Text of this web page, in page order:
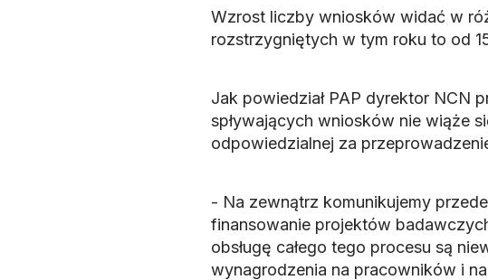
Wzrost liczby wniosków widać w
rozstrzygniętych w tym roku to od
Jak powiedział PAP dyrektor NCN
spływających wniosków nie wiąże
odpowiedzialnej za
- Na zewnątrz komunikujemy
finansowanie projektów
obsługę całego tego procesu są
wynagrodzenia na pracowników i